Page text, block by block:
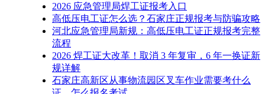
2026 应急管理局焊工证报考入口
高低压电工证怎么选？石家庄正规报考与防骗攻略
河北应急管理局新规：高低压电工证正规报考完整
流程
2026 焊工证大改革！取消 3 年复审，6 年一换证新
规详解
石家庄高新区从事物流园区叉车作业需要考什么